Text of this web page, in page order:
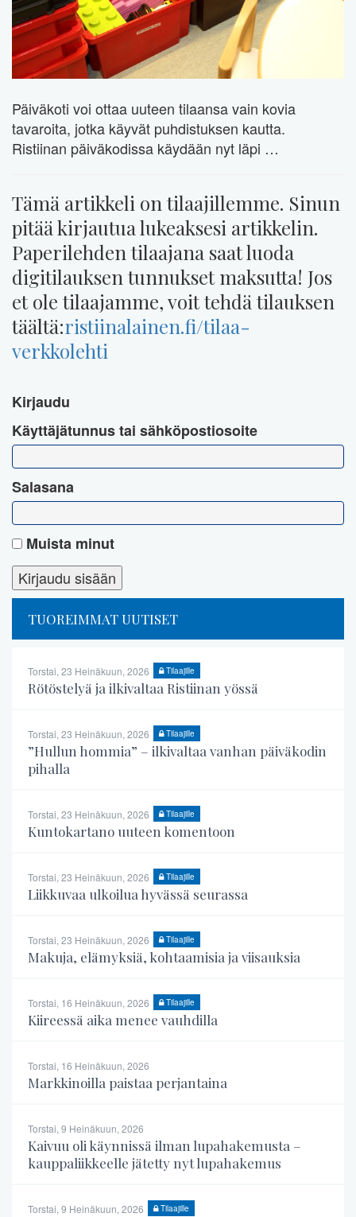
Päiväkoti voi ottaa uuteen tilaansa vain kovia
tavaroita, jotka käyvät puhdistuksen kautta.
Ristiinan päiväkodissa käydään nyt läpi …
Tämä artikkeli on tilaajillemme. Sinun
pitää kirjautua lukeaksesi artikkelin.
Paperilehden tilaajana saat luoda
digitilauksen tunnukset maksutta! Jos
et ole tilaajamme, voit tehdä tilauksen
täältä:ristiinalainen.fi/tilaa-
verkkolehti
Kirjaudu
Käyttäjätunnus tai sähköpostiosoite
Salasana
Muista minut
TUOREIMMAT UUTISET
Torstai, 23 Heinäkuun, 2026 Tilaajille
Rötöstelyä ja ilkivaltaa Ristiinan yössä
Torstai, 23 Heinäkuun, 2026 Tilaajille
”Hullun hommia” – ilkivaltaa vanhan päiväkodin
pihalla
Torstai, 23 Heinäkuun, 2026 Tilaajille
Kuntokartano uuteen komentoon
Torstai, 23 Heinäkuun, 2026 Tilaajille
Liikkuvaa ulkoilua hyvässä seurassa
Torstai, 23 Heinäkuun, 2026 Tilaajille
Makuja, elämyksiä, kohtaamisia ja viisauksia
Torstai, 16 Heinäkuun, 2026 Tilaajille
Kiireessä aika menee vauhdilla
Torstai, 16 Heinäkuun, 2026
Markkinoilla paistaa perjantaina
Torstai, 9 Heinäkuun, 2026
Kaivuu oli käynnissä ilman lupahakemusta –
kauppaliikkeelle jätetty nyt lupahakemus
Torstai, 9 Heinäkuun, 2026 Tilaajille